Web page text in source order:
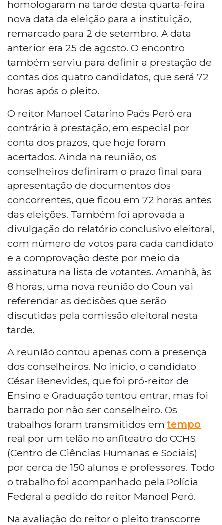
homologaram na tarde desta quarta-feira
nova data da eleição para a instituição,
remarcado para 2 de setembro. A data
anterior era 25 de agosto. O encontro
também serviu para definir a prestação de
contas dos quatro candidatos, que será 72
horas após o pleito.
O reitor Manoel Catarino Paés Peró era
contrário à prestação, em especial por
conta dos prazos, que hoje foram
acertados. Ainda na reunião, os
conselheiros definiram o prazo final para
apresentação de documentos dos
concorrentes, que ficou em 72 horas antes
das eleições. Também foi aprovada a
divulgação do relatório conclusivo eleitoral,
com número de votos para cada candidato
e a comprovação deste por meio da
assinatura na lista de votantes. Amanhã, às
8 horas, uma nova reunião do Coun vai
referendar as decisões que serão
discutidas pela comissão eleitoral nesta
tarde.
A reunião contou apenas com a presença
dos conselheiros. No início, o candidato
César Benevides, que foi pró-reitor de
Ensino e Graduação tentou entrar, mas foi
barrado por não ser conselheiro. Os
trabalhos foram transmitidos em tempo
real por um telão no anfiteatro do CCHS
(Centro de Ciências Humanas e Sociais)
por cerca de 150 alunos e professores. Todo
o trabalho foi acompanhado pela Polícia
Federal a pedido do reitor Manoel Peró.
Na avaliação do reitor o pleito transcorre